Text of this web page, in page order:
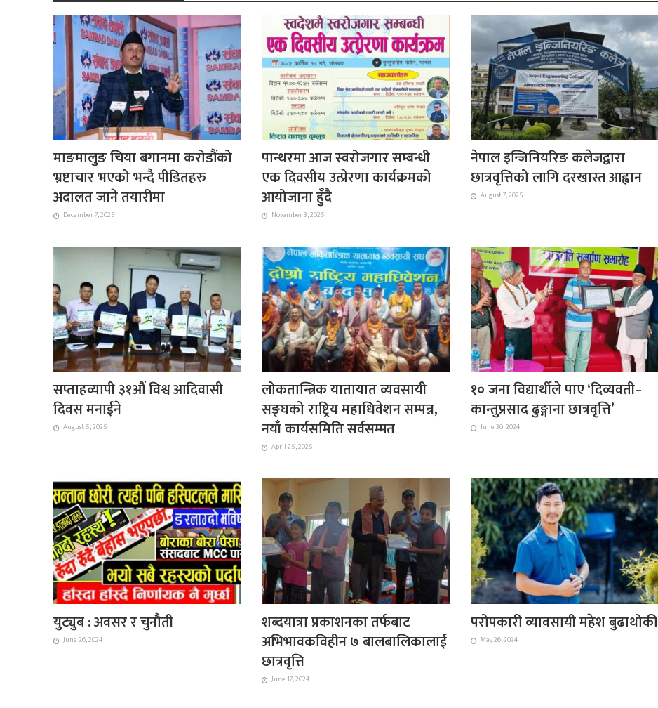
माङमालुङ चिया बगानमा करोडौंको
भ्रष्टाचार भएको भन्दै पीडितहरु
अदालत जाने तयारीमा
December 7, 2025
पान्थरमा आज स्वरोजगार सम्बन्धी
एक दिवसीय उत्प्रेरणा कार्यक्रमको
आयोजाना हुँदै
November 3, 2025
नेपाल इन्जिनियरिङ कलेजद्वारा
छात्रवृत्तिको लागि दरखास्त आह्वान
August 7, 2025
सप्ताहव्यापी ३१औं विश्व आदिवासी
दिवस मनाईने
August 5, 2025
लोकतान्त्रिक यातायात व्यवसायी
सङ्घको राष्ट्रिय महाधिवेशन सम्पन्न,
नयाँ कार्यसमिति सर्वसम्मत
April 25, 2025
१० जना विद्यार्थीले पाए ‘दिव्यवती–
कान्तुप्रसाद ढुङ्गाना छात्रवृत्ति’
June 30, 2024
युट्युब : अवसर र चुनौती
June 26, 2024
शब्दयात्रा प्रकाशनका तर्फबाट
अभिभावकविहीन ७ बालबालिकालाई
छात्रवृत्ति
June 17, 2024
परोपकारी व्यावसायी महेश बुढाथोकी
May 26, 2024